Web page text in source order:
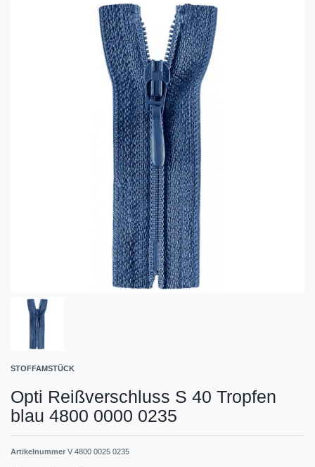
STOFFAMSTÜCK
Opti Reißverschluss S 40 Tropfen
blau 4800 0000 0235
Artikelnummer V 4800 0025 0235